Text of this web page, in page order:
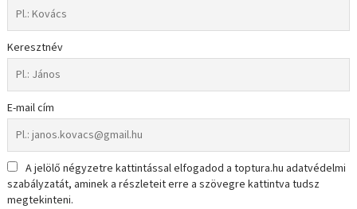
Keresztnév
E-mail cím
A jelölő négyzetre kattintással elfogadod a toptura.hu adatvédelmi
szabályzatát, aminek a részleteit erre a szövegre kattintva tudsz
megtekinteni.